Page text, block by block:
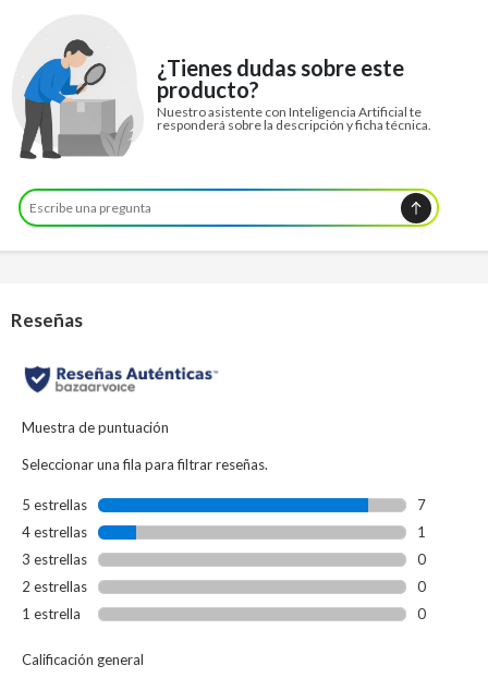
¿Tienes dudas sobre este
producto?
Nuestro asistente con Inteligencia Artificial te
responderá sobre la descripción y ficha técnica.